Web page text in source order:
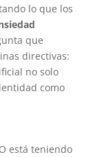
lo que los
que
directivas:
no solo
como
está teniendo